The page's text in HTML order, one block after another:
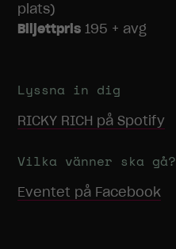
plats)
Biljettpris 195 + avg
Lyssna in dig
RICKY RICH på Spotify
Vilka vänner ska gå?
Eventet på Facebook